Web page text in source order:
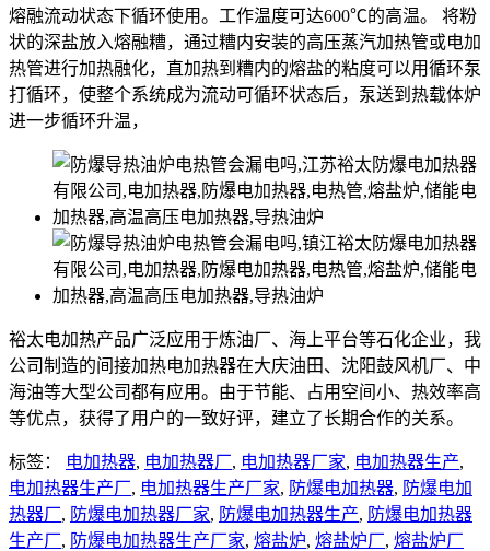
熔融流动状态下循环使用。工作温度可达600℃的高温。 将粉
状的深盐放入熔融糟，通过糟内安装的高压蒸汽加热管或电加
热管进行加热融化，直加热到糟内的熔盐的粘度可以用循环泵
打循环，使整个系统成为流动可循环状态后，泵送到热载体炉
进一步循环升温，
裕太电加热产品广泛应用于炼油厂、海上平台等石化企业，我
公司制造的间接加热电加热器在大庆油田、沈阳鼓风机厂、中
海油等大型公司都有应用。由于节能、占用空间小、热效率高
等优点，获得了用户的一致好评，建立了长期合作的关系。
标签： 电加热器, 电加热器厂, 电加热器厂家, 电加热器生产,
电加热器生产厂, 电加热器生产厂家, 防爆电加热器, 防爆电加
热器厂, 防爆电加热器厂家, 防爆电加热器生产, 防爆电加热器
生产厂, 防爆电加热器生产厂家, 熔盐炉, 熔盐炉厂, 熔盐炉厂